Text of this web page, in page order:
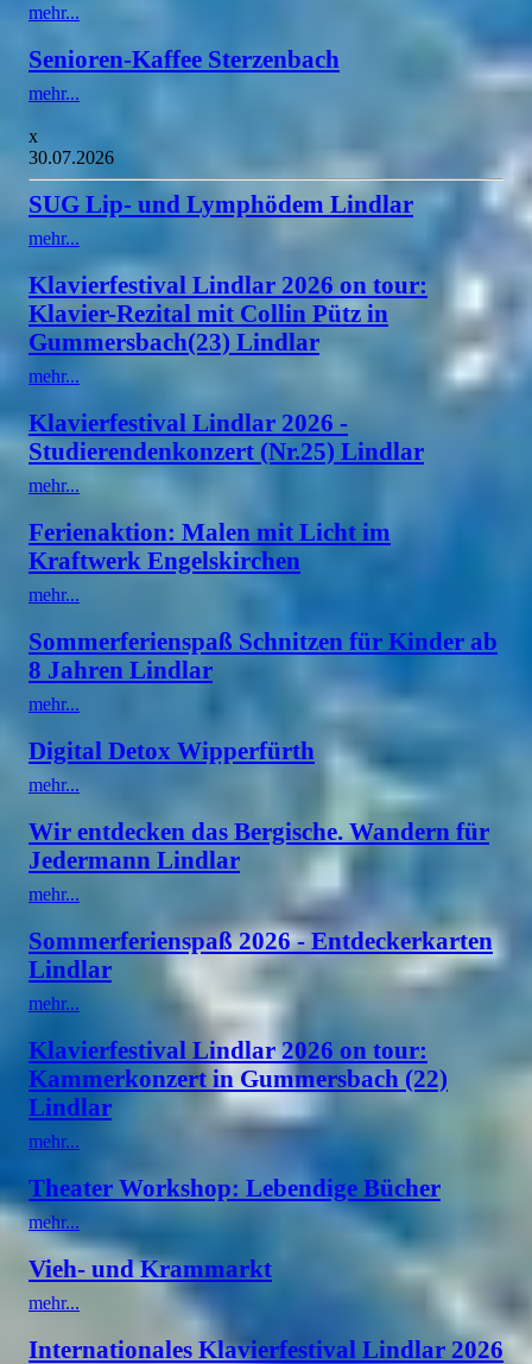
mehr...
Senioren-Kaffee Sterzenbach
mehr...
x
30.07.2026
SUG Lip- und Lymphödem Lindlar
mehr...
Klavierfestival Lindlar 2026 on tour:
Klavier-Rezital mit Collin Pütz in
Gummersbach(23) Lindlar
mehr...
Klavierfestival Lindlar 2026 -
Studierendenkonzert (Nr.25) Lindlar
mehr...
Ferienaktion: Malen mit Licht im
Kraftwerk Engelskirchen
mehr...
Sommerferienspaß Schnitzen für Kinder ab
8 Jahren Lindlar
mehr...
Digital Detox Wipperfürth
mehr...
Wir entdecken das Bergische. Wandern für
Jedermann Lindlar
mehr...
Sommerferienspaß 2026 - Entdeckerkarten
Lindlar
mehr...
Klavierfestival Lindlar 2026 on tour:
Kammerkonzert in Gummersbach (22)
Lindlar
mehr...
Theater Workshop: Lebendige Bücher
mehr...
Vieh- und Krammarkt
mehr...
Internationales Klavierfestival Lindlar 2026